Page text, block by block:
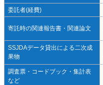
委託者(経費)
寄託時の関連報告書・関連論文
SSJDAデータ貸出による二次成
果物
調査票・コードブック・集計表
など